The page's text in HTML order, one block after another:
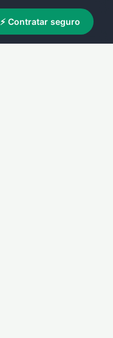
⚡ Contratar seguro